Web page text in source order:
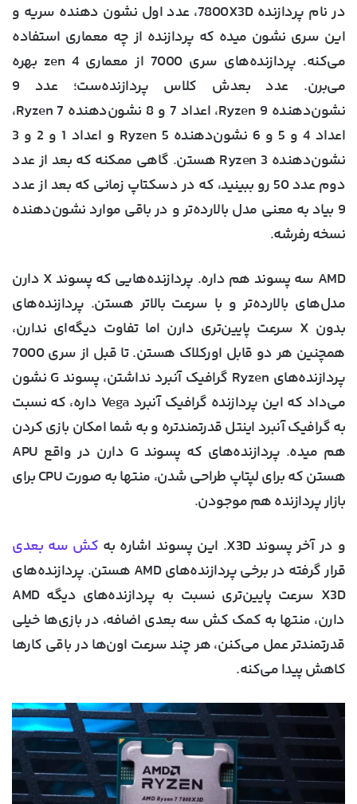
در نام پردازنده 7800X3D، عدد اول نشون دهنده سریه و
این سری نشون میده که پردازنده از چه معماری استفاده
می‌کنه. پردازنده‌های سری 7000 از معماری zen 4 بهره
می‌برن. عدد بعدش کلاس پردازنده‌ست؛ عدد 9
نشون‌دهنده Ryzen 9، اعداد 7 و 8 نشون‌دهنده Ryzen 7،
اعداد 4 و 5 و 6 نشون‌دهنده Ryzen 5 و اعداد 1 و 2 و 3
نشون‌دهنده Ryzen 3 هستن. گاهی ممکنه که بعد از عدد
دوم عدد 50 رو ببینید، که در دسکتاپ زمانی که بعد از عدد
9 بیاد به معنی مدل بالارده‌تر و در باقی موارد نشون‌دهنده
نسخه رفرشه.
AMD سه پسوند هم داره. پردازنده‌هایی که پسوند X دارن
مدل‌های بالارده‌تر و با سرعت بالاتر هستن. پردازنده‌های
بدون X سرعت پایین‌تری دارن اما تفاوت دیگه‌ای ندارن،
همچنین هر دو قابل اورکلاک هستن. تا قبل از سری 7000
پردازنده‌های Ryzen گرافیک آنبرد نداشتن، پسوند G نشون
می‌داد که این پردازنده گرافیک آنبرد Vega داره، که نسبت
به گرافیک آنبرد اینتل قدرتمندتره و به شما امکان بازی کردن
هم میده. پردازنده‌های که پسوند G دارن در واقع APU
هستن که برای لپتاپ طراحی شدن، منتها به صورت CPU برای
بازار پردازنده هم موجودن.
و در آخر پسوند X3D. این پسوند اشاره به
کش سه بعدی
قرار گرفته در برخی پردازنده‌های AMD هستن. پردازنده‌های
X3D سرعت پایین‌تری نسبت به پردازنده‌های دیگه AMD
دارن، منتها به کمک کش سه بعدی اضافه، در بازی‌ها خیلی
قدرتمندتر عمل می‌کنن، هر چند سرعت اون‌ها در باقی کارها
کاهش پیدا می‌کنه.